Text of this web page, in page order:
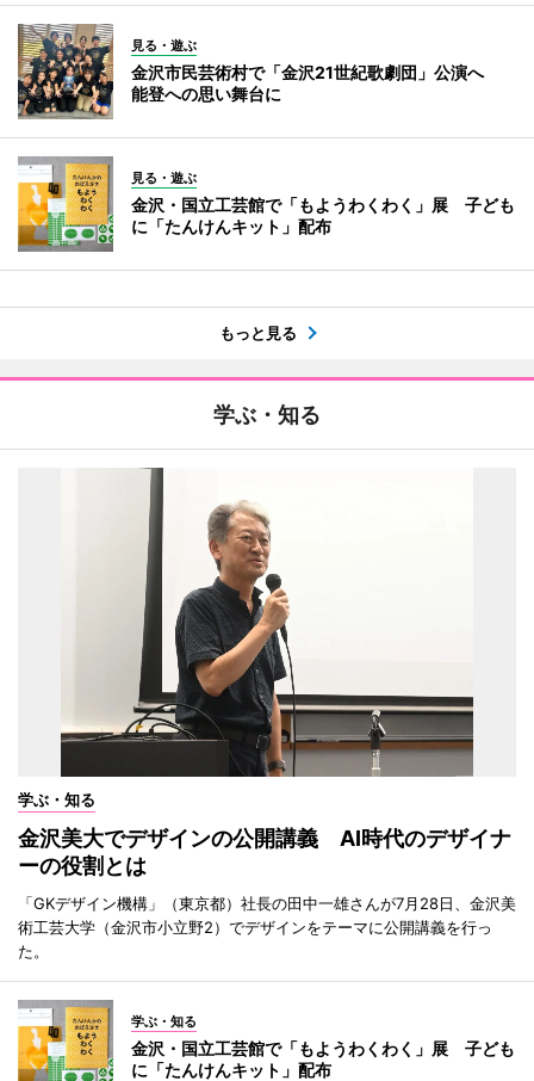
見る・遊ぶ
金沢市民芸術村で「金沢21世紀歌劇団」公演へ
能登への思い舞台に
見る・遊ぶ
金沢・国立工芸館で「もようわくわく」展 子ども
に「たんけんキット」配布
もっと見る
学ぶ・知る
学ぶ・知る
金沢美大でデザインの公開講義 AI時代のデザイナ
ーの役割とは
「GKデザイン機構」（東京都）社長の田中一雄さんが7月28日、金沢美
術工芸大学（金沢市小立野2）でデザインをテーマに公開講義を行っ
た。
学ぶ・知る
金沢・国立工芸館で「もようわくわく」展 子ども
に「たんけんキット」配布